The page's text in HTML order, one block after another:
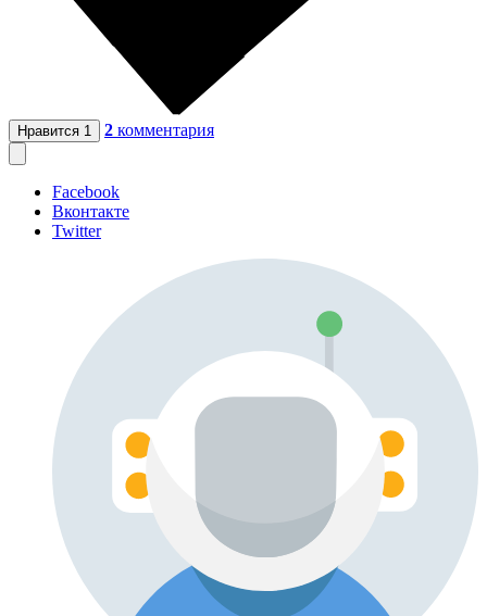
Нравится 1 2 комментария
Facebook
Вконтакте
Twitter